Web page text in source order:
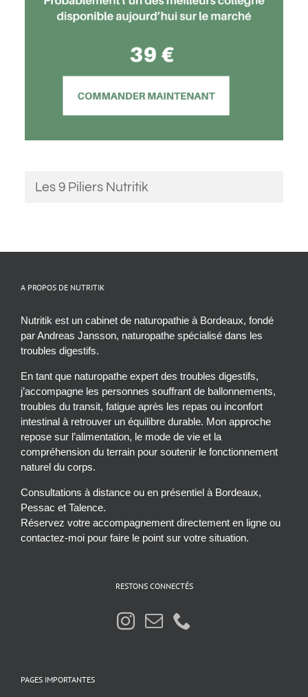
Les 9 Piliers Nutritik
A PROPOS DE NUTRITIK
Nutritik est un cabinet de naturopathie à Bordeaux, fondé
par Andreas Jansson, naturopathe spécialisé dans les
troubles digestifs.
En tant que naturopathe expert des troubles digestifs,
j’accompagne les personnes souffrant de ballonnements,
troubles du transit, fatigue après les repas ou inconfort
intestinal à retrouver un équilibre durable. Mon approche
repose sur l’alimentation, le mode de vie et la
compréhension du terrain pour soutenir le fonctionnement
naturel du corps.
Consultations à distance ou en présentiel à Bordeaux,
Pessac et Talence.
Réservez votre accompagnement directement en ligne ou
contactez-moi pour faire le point sur votre situation.
RESTONS CONNECTÉS
PAGES IMPORTANTES